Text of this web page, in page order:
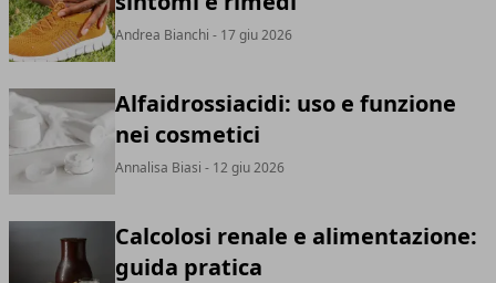
Andrea Bianchi - 17 giu 2026
Alfaidrossiacidi: uso e funzione
nei cosmetici
Annalisa Biasi - 12 giu 2026
Calcolosi renale e alimentazione:
guida pratica